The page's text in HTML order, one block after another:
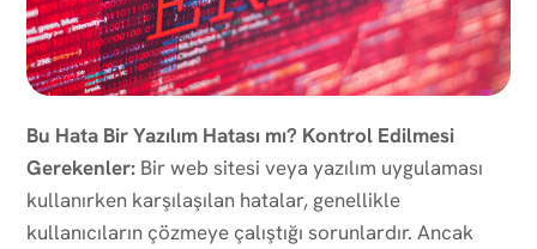
Bu Hata Bir Yazılım Hatası mı? Kontrol Edilmesi
Gerekenler: Bir web sitesi veya yazılım uygulaması
kullanırken karşılaşılan hatalar, genellikle
kullanıcıların çözmeye çalıştığı sorunlardır. Ancak